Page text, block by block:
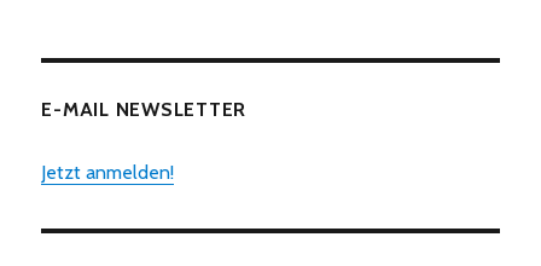
E-MAIL NEWSLETTER
Jetzt anmelden!